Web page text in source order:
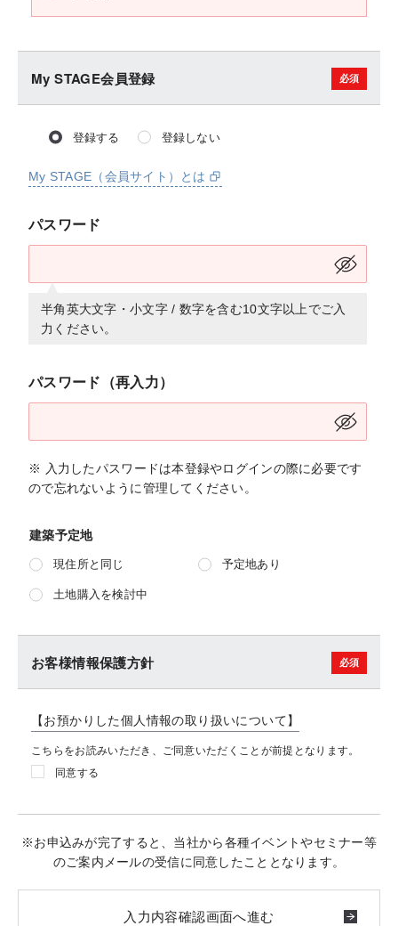
My STAGE会員登録
登録する 登録しない
My STAGE（会員サイト）とは
パスワード
半角英大文字・小文字 / 数字を含む10文字以上でご入
力ください。
パスワード（再入力）
※ 入力したパスワードは本登録やログインの際に必要です
ので忘れないように管理してください。
建築予定地
現住所と同じ 予定地あり
土地購入を検討中
お客様情報保護方針
【お預かりした個人情報の取り扱いについて】
こちらをお読みいただき、ご同意いただくことが前提となります。
同意する
※お申込みが完了すると、当社から各種イベントやセミナー等
のご案内メールの受信に同意したこととなります。